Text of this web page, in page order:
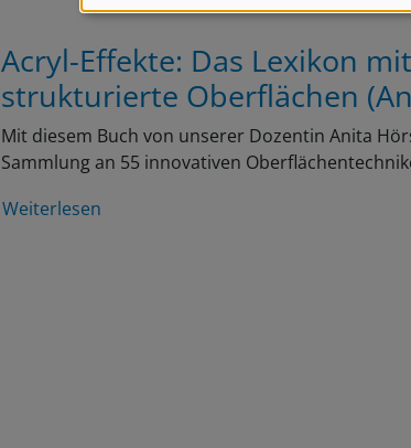
Acryl-Effekte: Das Lexikon
strukturierte Oberflächen
Mit diesem Buch von unserer Dozentin Anita
Sammlung an 55 innovativen
Weiterlesen